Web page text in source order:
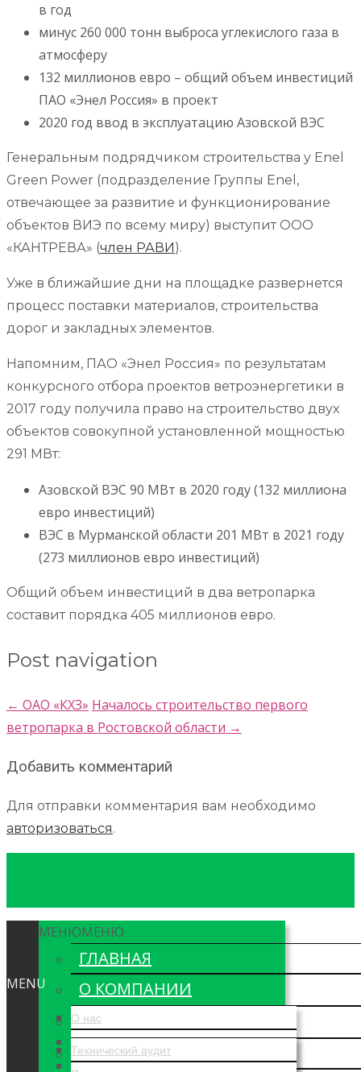
в год
минус 260 000 тонн выброса углекислого газа в
атмосферу
132 миллионов евро – общий объем инвестиций
ПАО «Энел Россия» в проект
2020 год ввод в эксплуатацию Азовской ВЭС
Генеральным подрядчиком строительства у Enel
Green Power (подразделение Группы Enel,
отвечающее за развитие и функционирование
объектов ВИЭ по всему миру) выступит ООО
«КАНТРЕВА» (член РАВИ).
Уже в ближайшие дни на площадке развернется
процесс поставки материалов, строительства
дорог и закладных элементов.
Напомним, ПАО «Энел Россия» по результатам
конкурсного отбора проектов ветроэнергетики в
2017 году получила право на строительство двух
объектов совокупной установленной мощностью
291 МВт:
Азовской ВЭС 90 МВт в 2020 году (132 миллиона
евро инвестиций)
ВЭС в Мурманской области 201 МВт в 2021 году
(273 миллионов евро инвестиций)
Общий объем инвестиций в два ветропарка
составит порядка 405 миллионов евро.
Post navigation
← ОАО «КХЗ» Началось строительство первого
ветропарка в Ростовской области →
Добавить комментарий
Для отправки комментария вам необходимо
авторизоваться.
MENU
МЕНЮМЕНЮ
ГЛАВНАЯ
О КОМПАНИИ
О нас
Лицензии и сертификаты
Структура компании
УСЛУГИ
Технический аудит
РЕАЛИЗОВАННЫЕ ПРОЕКТЫ